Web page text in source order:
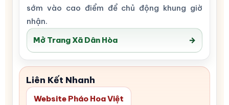
sớm vào cao điểm để chủ động khung giờ
nhận.
Mở Trang Xã Dân Hòa
→
Liên Kết Nhanh
Website Pháo Hoa Việt